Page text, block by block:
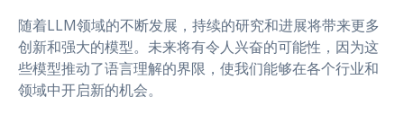
随着LLM领域的不断发展，持续的研究和进展将带来更多
创新和强大的模型。未来将有令人兴奋的可能性，因为这
些模型推动了语言理解的界限，使我们能够在各个行业和
领域中开启新的机会。